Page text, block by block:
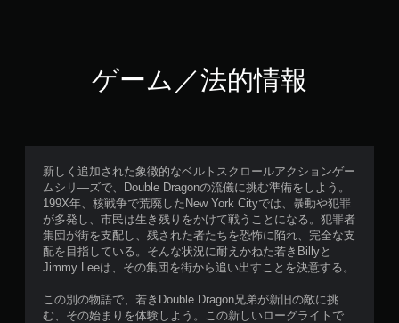
ゲーム／法的情報
新しく追加された象徴的なベルトスクロールアクションゲー
ムシリ―ズで、Double Dragonの流儀に挑む準備をしよう。
199X年、核戦争で荒廃したNew York Cityでは、暴動や犯罪
が多発し、市民は生き残りをかけて戦うことになる。犯罪者
集団が街を支配し、残された者たちを恐怖に陥れ、完全な支
配を目指している。そんな状況に耐えかねた若きBillyと
Jimmy Leeは、その集団を街から追い出すことを決意する。
この別の物語で、若きDouble Dragon兄弟が新旧の敵に挑
む、その始まりを体験しよう。この新しいローグライトで